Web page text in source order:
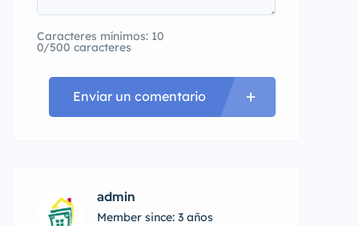
Caracteres mínimos: 10
0/500 caracteres
Enviar un comentario
admin
Member since: 3 años